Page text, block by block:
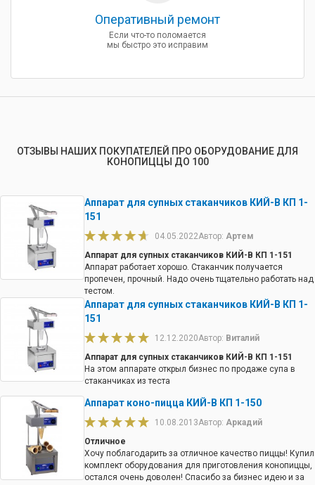
Оперативный ремонт
Если что-то поломается
мы быстро это исправим
ОТЗЫВЫ НАШИХ ПОКУПАТЕЛЕЙ ПРО ОБОРУДОВАНИЕ ДЛЯ
КОНОПИЦЦЫ ДО 100
Аппарат для супных стаканчиков КИЙ-В КП 1-
151
04.05.2022Автор: Артем
Аппарат для супных стаканчиков КИЙ-В КП 1-151
Аппарат работает хорошо. Стаканчик получается
пропечен, прочный. Надо очень тщательно работать над
тестом.
Аппарат для супных стаканчиков КИЙ-В КП 1-
151
12.12.2020Автор: Виталий
Аппарат для супных стаканчиков КИЙ-В КП 1-151
На этом аппарате открыл бизнес по продаже супа в
стаканчиках из теста
Аппарат коно-пицца КИЙ-В КП 1-150
10.08.2013Автор: Аркадий
Отличное
Хочу поблагодарить за отличное качество пиццы! Купил
комплект оборудования для приготовления конопиццы,
остался очень доволен! Спасибо за бизнес идею и за